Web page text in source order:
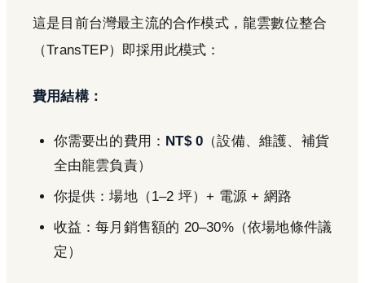
這是目前台灣最主流的合作模式，龍雲數位整合
（TransTEP）即採用此模式：
費用結構：
你需要出的費用： NT$ 0 （設備、維護、補貨
全由龍雲負責）
你提供：場地（1–2 坪）+ 電源 + 網路
收益：每月銷售額的 20–30%（依場地條件議
定）